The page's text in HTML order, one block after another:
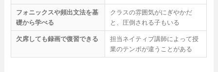
フォニックスや頻出文法を基
礎から学べる
クラスの雰囲気がにぎやかだ
と、圧倒される子もいる
欠席しても録画で復習できる
担当ネイティブ講師によって授
業のテンポが違うことがある